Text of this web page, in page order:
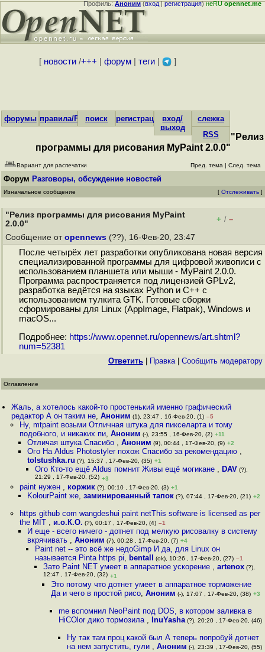
Профиль:Аноним(вход|регистрация)неRUopennet.me
[ новости/+++ форум| теги| ]
форумы правила/FAQпоиск регистрациявход/
выход
слежка
RSS
"Релиз
программы для рисования MyPaint 2.0.0"
Вариант для распечатки Пред. тема | След. тема
Форум Разговоры, обсуждение новостей
Изначальное сообщение [ Отслеживать ]
"Релиз программы для рисования MyPaint
2.0.0"
+ / –
Сообщение от opennews (??), 16-Фев-20, 23:47
После четырёх лет разработки опубликована новая версия
специализированной программы для цифровой живописи с
использованием планшета или мыши - MyPaint 2.0.0.
Программа распространяется под лицензией GPLv2,
разработка ведётся на языках Python и C++ с
использованием тулкита GTK. Готовые сборки
сформированы для Linux (AppImage, Flatpak), Windows и
macOS...
Подробнее: https://www.opennet.ru/opennews/art.shtml?
num=52381
Ответить Правка| Cообщить модератору
Оглавление
Жаль, а хотелось какой-то простенький именно графический
редактор А он таким не,Аноним (1), 23:47 , 16-Фев-20, (1) –5
Ну, mtpaint возьми Отличная штука для пикселарта и тому
подобного, и никаких пи, Аноним (-), 23:55 , 16-Фев-20, (2) +11
Отличая штука Спасибо , Аноним (9), 00:44 , 17-Фев-20, (9) +2
Ого На Aldus Photostyler похож Спасибо за рекомендацию ,
tolstushka.ru (?), 15:37 , 17-Фев-20, (35) +1
Ого Кто-то ещё Aldus помнит Живы ещё могикане , DAV (?),
21:29 , 17-Фев-20, (52) +3
paint нужен , коржик(?), 00:10 , 17-Фев-20, (3) +1
KolourPaint же, заминированный тапок(?), 07:44 , 17-Фев-20, (21) +2
https github com wangdeshui paint netThis software is licensed as per
the MIT , и.о.К.О. (?), 00:17 , 17-Фев-20, (4) –1
И еще - всего ничего - дотнет под мелкую рисовалку в систему
вкрячивать , Аноним (7), 00:28 , 17-Фев-20, (7) +4
Paint net -- это всё же недоGimp И да, для Linux он
называется Pinta https pi, bentall (ok), 10:26 , 17-Фев-20, (27) –1
Зато Paint NET умеет в аппаратное ускорение , artenox(?),
12:47 , 17-Фев-20, (32) +1
Это потому что дотнет умеет в аппаратное торможение
Да и чего в простой рисо, Аноним (-), 17:07 , 17-Фев-20, (38) +3
me вспомнил NeoPaint под DOS, в котором заливка в
HiCOlor дико тормозила , InuYasha (?), 20:20 , 17-Фев-20, (46)
Ну так там проц какой был А теперь попробуй дотнет
на нем запустить, гули , Аноним (-), 23:39 , 17-Фев-20, (55)